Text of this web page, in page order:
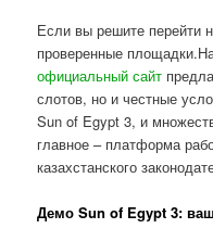
Если вы решите перейти
проверенные
официальный сайт
слотов, но и честные
Sun of Egypt 3, и
главное – платформа
казахстанского
Демо Sun of Egypt 3: